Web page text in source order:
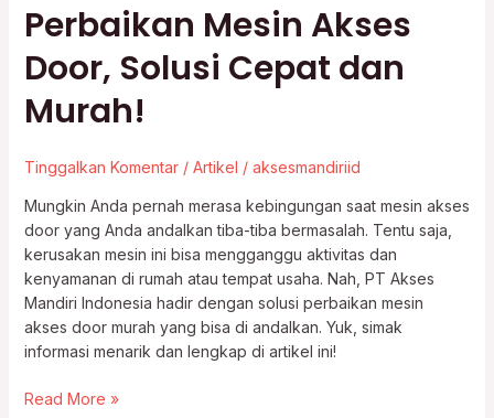
Perbaikan Mesin Akses
Door, Solusi Cepat dan
Murah!
Tinggalkan Komentar / Artikel / aksesmandiriid
Mungkin Anda pernah merasa kebingungan saat mesin akses
door yang Anda andalkan tiba-tiba bermasalah. Tentu saja,
kerusakan mesin ini bisa mengganggu aktivitas dan
kenyamanan di rumah atau tempat usaha. Nah, PT Akses
Mandiri Indonesia hadir dengan solusi perbaikan mesin
akses door murah yang bisa di andalkan. Yuk, simak
informasi menarik dan lengkap di artikel ini!
Read More »